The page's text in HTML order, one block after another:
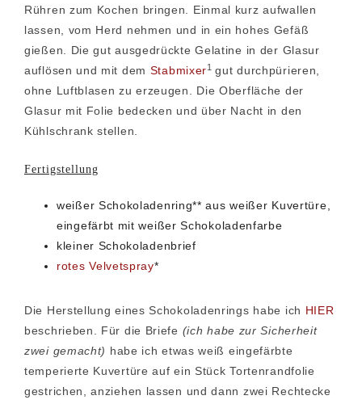
Rühren zum Kochen bringen. Einmal kurz aufwallen
lassen, vom Herd nehmen und in ein hohes Gefäß
gießen. Die gut ausgedrückte Gelatine in der Glasur
auflösen und mit dem Stabmixer1 gut durchpürieren,
ohne Luftblasen zu erzeugen. Die Oberfläche der
Glasur mit Folie bedecken und über Nacht in den
Kühlschrank stellen.
Fertigstellung
weißer Schokoladenring** aus weißer Kuvertüre,
eingefärbt mit weißer Schokoladenfarbe
kleiner Schokoladenbrief
rotes Velvetspray*
Die Herstellung eines Schokoladenrings habe ich HIER
beschrieben. Für die Briefe (ich habe zur Sicherheit
zwei gemacht) habe ich etwas weiß eingefärbte
temperierte Kuvertüre auf ein Stück Tortenrandfolie
gestrichen, anziehen lassen und dann zwei Rechtecke